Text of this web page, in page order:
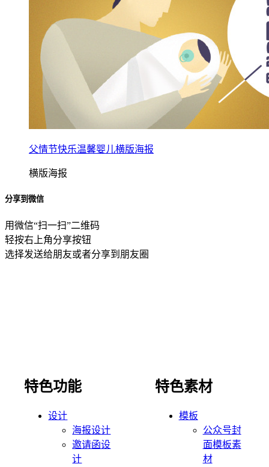
父情节快乐温馨婴儿横版海报
横版海报
分享到微信
用微信“扫一扫”二维码
轻按右上角分享按钮
选择发送给朋友或者分享到朋友圈
特色功能
设计
海报设计
邀请函设
计
特色素材
模板
公众号封
面模板素
材